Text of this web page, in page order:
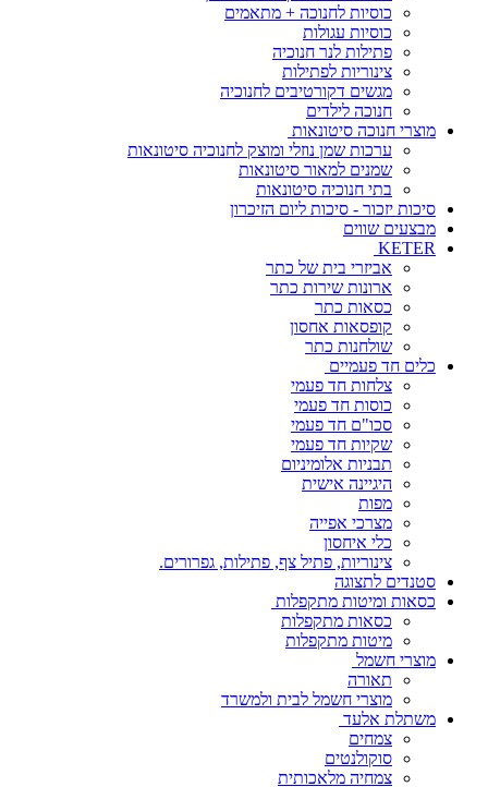
כוסיות לחנוכה + מתאמים
כוסיות עגולות
פתילות לנר חנוכיה
צינוריות לפתילות
מגשים דקורטיבים לחנוכיה
חנוכה לילדים
מוצרי חנוכה סיטונאות
ערכות שמן נוזלי ומוצק לחנוכיה סיטונאות
שמנים למאור סיטונאות
בתי חנוכיה סיטונאות
סיכות יזכור - סיכות ליום הזיכרון
מבצעים שווים
KETER
אביזרי בית של כתר
ארונות שירות כתר
כסאות כתר
קופסאות אחסון
שולחנות כתר
כלים חד פעמיים
צלחות חד פעמי
כוסות חד פעמי
סכו"ם חד פעמי
שקיות חד פעמי
תבניות אלומיניום
היגיינה אישית
מפות
מצרכי אפייה
כלי איחסון
צינוריות, פתיל צף, פתילות, גפרורים.
סטנדים לתצוגה
כסאות ומיטות מתקפלות
כסאות מתקפלות
מיטות מתקפלות
מוצרי חשמל
תאורה
מוצרי חשמל לבית ולמשרד
משתלת אלעד
צמחים
סוקולנטים
צמחיה מלאכותית